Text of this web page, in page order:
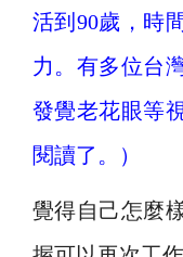
活到90歲，時
力。有多位台
發覺老花眼等
閱讀了。）
覺得自己怎麼